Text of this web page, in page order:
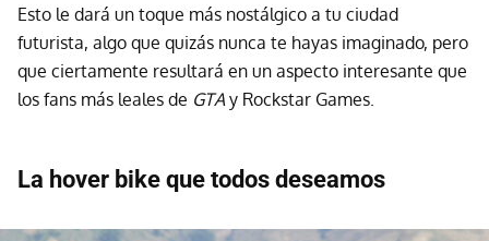
Esto le dará un toque más nostálgico a tu ciudad
futurista, algo que quizás nunca te hayas imaginado, pero
que ciertamente resultará en un aspecto interesante que
los fans más leales de GTA y Rockstar Games.
La hover bike que todos deseamos